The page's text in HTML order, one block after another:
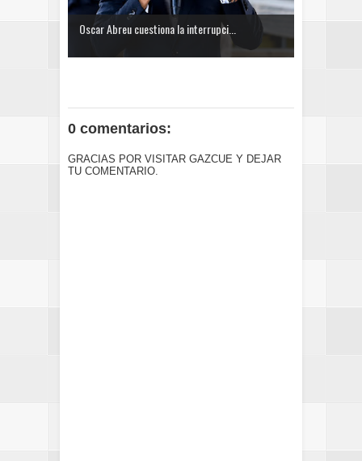
Oscar Abreu cuestiona la interrupci...
0 comentarios:
GRACIAS POR VISITAR GAZCUE Y DEJAR
TU COMENTARIO.